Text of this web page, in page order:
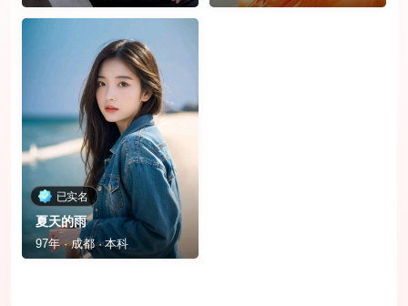
已实名
夏天的雨
97年 · 成都 · 本科